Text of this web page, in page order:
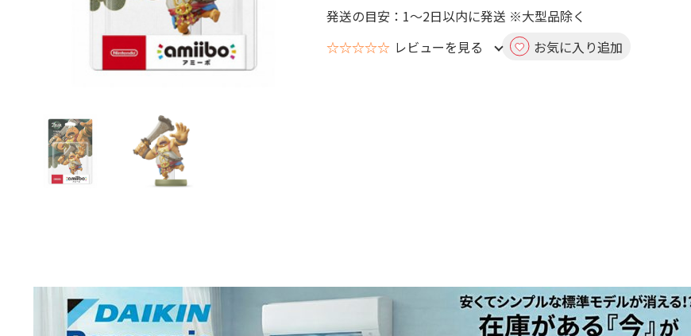
発送の目安：1～2日以内に発送 ※大型品除く
☆☆☆☆☆ レビューを見る お気に入り追加